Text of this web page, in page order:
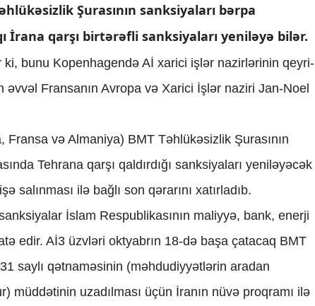
Şurasının sanksiyaları bərpa
İrana qarşı birtərəfli sanksiyaları yeniləyə bilər.
ki, bunu Kopenhagendə Aİ xarici işlər nazirlərinin qeyri-
əvvəl Fransanın Avropa və Xarici İşlər naziri Jan-Noel
və Almaniya) BMT Təhlükəsizlik Şurasının
Tehrana qarşı qaldırdığı sanksiyaları yeniləyəcək
salınması ilə bağlı son qərarını xatırladıb.
İslam Respublikasının maliyyə, bank, enerji
edir. Aİ3 üzvləri oktyabrın 18-də başa çatacaq BMT
saylı qətnaməsinin (məhdudiyyətlərin aradan
müddətinin uzadılması üçün İranın nüvə proqramı ilə